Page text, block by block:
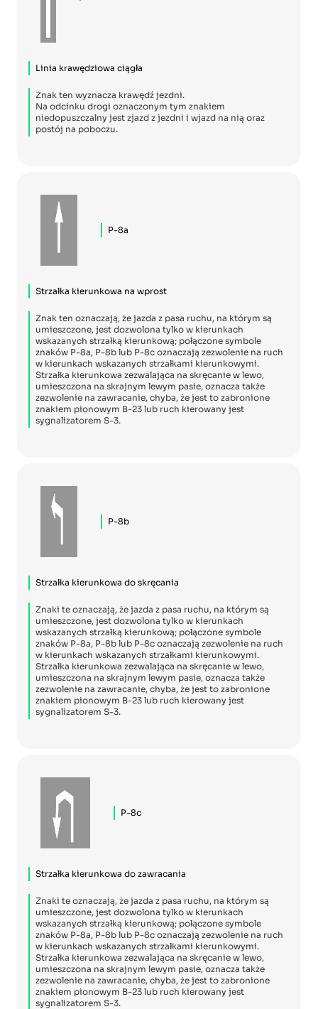
Linia krawędziowa ciągła
Znak ten wyznacza krawędź jezdni.
Na odcinku drogi oznaczonym tym znakiem
niedopuszczalny jest zjazd z jezdni i wjazd na nią oraz
postój na poboczu.
P-8a
Strzałka kierunkowa na wprost
Znak ten oznaczają, że jazda z pasa ruchu, na którym są
umieszczone, jest dozwolona tylko w kierunkach
wskazanych strzałką kierunkową; połączone symbole
znaków P-8a, P-8b lub P-8c oznaczają zezwolenie na ruch
w kierunkach wskazanych strzałkami kierunkowymi.
Strzałka kierunkowa zezwalająca na skręcanie w lewo,
umieszczona na skrajnym lewym pasie, oznacza także
zezwolenie na zawracanie, chyba, że jest to zabronione
znakiem pionowym B-23 lub ruch kierowany jest
sygnalizatorem S-3.
P-8b
Strzałka kierunkowa do skręcania
Znaki te oznaczają, że jazda z pasa ruchu, na którym są
umieszczone, jest dozwolona tylko w kierunkach
wskazanych strzałką kierunkową; połączone symbole
znaków P-8a, P-8b lub P-8c oznaczają zezwolenie na ruch
w kierunkach wskazanych strzałkami kierunkowymi.
Strzałka kierunkowa zezwalająca na skręcanie w lewo,
umieszczona na skrajnym lewym pasie, oznacza także
zezwolenie na zawracanie, chyba, że jest to zabronione
znakiem pionowym B-23 lub ruch kierowany jest
sygnalizatorem S-3.
P-8c
Strzałka kierunkowa do zawracania
Znaki te oznaczają, że jazda z pasa ruchu, na którym są
umieszczone, jest dozwolona tylko w kierunkach
wskazanych strzałką kierunkową; połączone symbole
znaków P-8a, P-8b lub P-8c oznaczają zezwolenie na ruch
w kierunkach wskazanych strzałkami kierunkowymi.
Strzałka kierunkowa zezwalająca na skręcanie w lewo,
umieszczona na skrajnym lewym pasie, oznacza także
zezwolenie na zawracanie, chyba, że jest to zabronione
znakiem pionowym B-23 lub ruch kierowany jest
sygnalizatorem S-3.